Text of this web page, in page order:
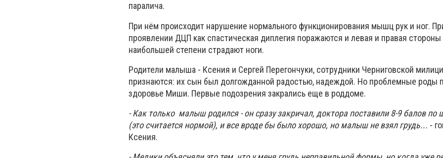
паралича.
При нём происходит нарушение нормального функционирования мышц рук и ног.
проявлении ДЦП как спастическая диплегия поражаются и левая и правая стороны
наибольшей степени страдают ноги.
Родители малыша - Ксения и Сергей Перегончуки, сотрудники Черниговской
признаются: их сын был долгожданной радостью, надеждой. Но проблемные роды
здоровье Миши. Первые подозрения закрались еще в роддоме.
- Как только малыш родился - он сразу закричал, доктора поставили 8-9 балов по
(это считается нормой), и все вроде бы было хорошо, но малыш не взял грудь... -
Ксения.